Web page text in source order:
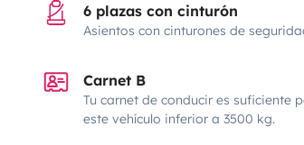
6 plazas con cinturón
Asientos con cinturones de
Carnet B
Tu carnet de conducir es suficiente
este vehículo inferior a 3500 kg.